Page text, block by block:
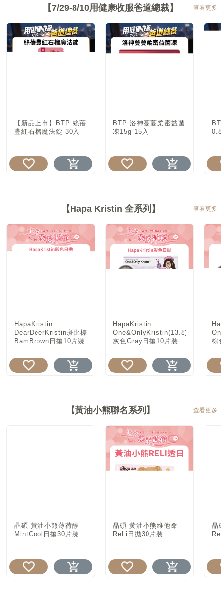
【7/29-8/10用健康收服爸道總裁】 查看更多
【新品上市】BTP 絲蓓
豐紅石榴魔法錠 30入
BTP 洛神蔓蔓柔密益菌
凍15g 15入
【Hapa Kristin 全系列】 查看更多
HapaKristin
DearDeerKristin斑比棕
BamBrown日拋10片裝
HapaKristin
One&OnlyKristin(13.8)
灰色Gray日拋10片裝
棕
【黃油小熊聯名系列】 查看更多
晶碩 黃油小熊薄荷醇
MintCool日拋30片裝
晶碩 黃油小熊維他命
ReLi日拋30片裝
晶